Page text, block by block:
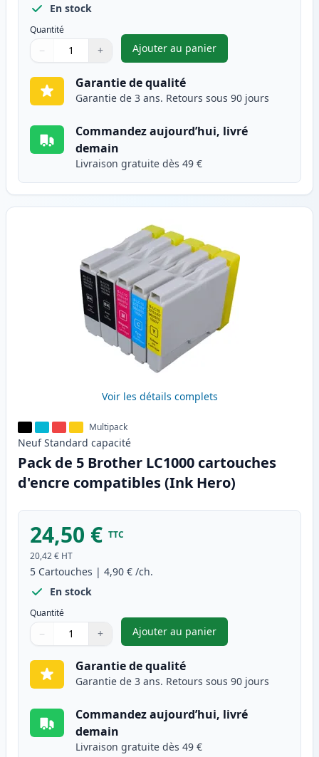
En stock
Quantité
Quantité
Utilisez les boutons pour ajuster
− +
Quantité
Ajouter au panier
,Pack de 10 Brother LC1000
Garantie de qualité
Garantie de 3 ans. Retours sous 90 jours
Commandez aujourd’hui, livré
demain
Livraison gratuite dès 49 €
Voir les détails complets
Multipack
Neuf Standard capacité
Pack de 5 Brother LC1000 cartouches
d'encre compatibles (Ink Hero)
24,50 € TTC
20,42 € HT
5 Cartouches | 4,90 € /ch.
En stock
Quantité
Quantité
Utilisez les boutons pour ajuster
− +
Quantité
Ajouter au panier
,Pack de 5 Brother LC1000
Garantie de qualité
Garantie de 3 ans. Retours sous 90 jours
Commandez aujourd’hui, livré
demain
Livraison gratuite dès 49 €